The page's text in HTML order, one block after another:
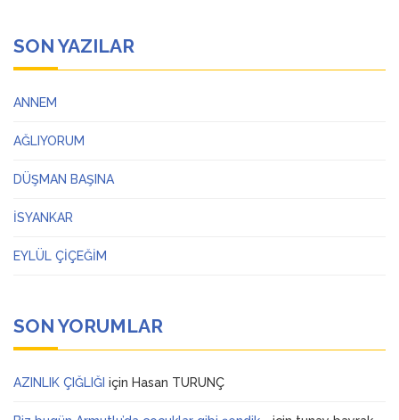
SON YAZILAR
ANNEM
AĞLIYORUM
DÜŞMAN BAŞINA
İSYANKAR
EYLÜL ÇİÇEĞİM
SON YORUMLAR
AZINLIK ÇIĞLIĞI için Hasan TURUNÇ